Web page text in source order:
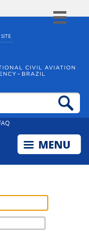
Simplifique!
Participe
Canais